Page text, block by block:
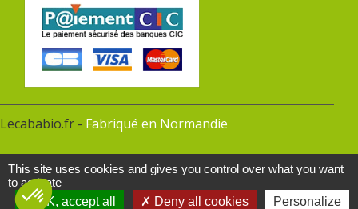
Lecababio.fr - Fabriqué en Normandie
This site uses cookies and gives you control over what you want
to activate
OK, accept all
Deny all cookies Personalize